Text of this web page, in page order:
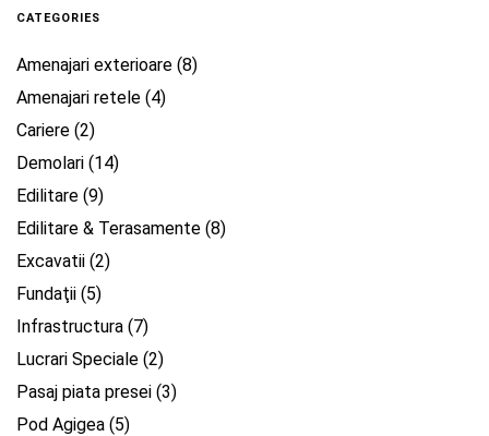
CATEGORIES
Amenajari exterioare (8)
Amenajari retele (4)
Cariere (2)
Demolari (14)
Edilitare (9)
Edilitare & Terasamente (8)
Excavatii (2)
Fundaţii (5)
Infrastructura (7)
Lucrari Speciale (2)
Pasaj piata presei (3)
Pod Agigea (5)